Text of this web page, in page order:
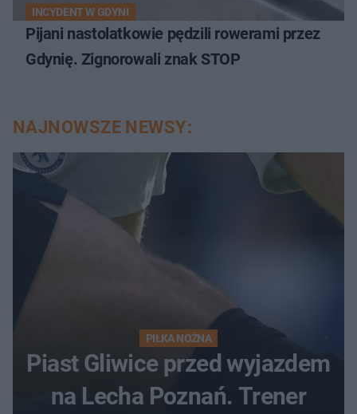
INCYDENT W GDYNI
Pijani nastolatkowie pędzili rowerami przez
Gdynię. Zignorowali znak STOP
NAJNOWSZE NEWSY:
PIŁKA NOŻNA
Piast Gliwice przed wyjazdem
na Lecha Poznań. Trener